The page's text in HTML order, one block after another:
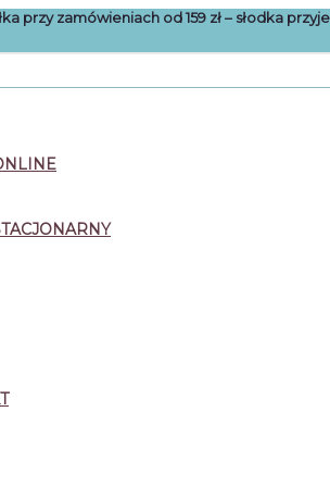
przy zamówieniach od 159 zł – słodka